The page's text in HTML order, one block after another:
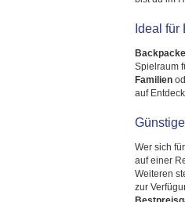
Ideal
Spielraum
Familien
auf
Wer sich
auf einer
Weiteren
zur